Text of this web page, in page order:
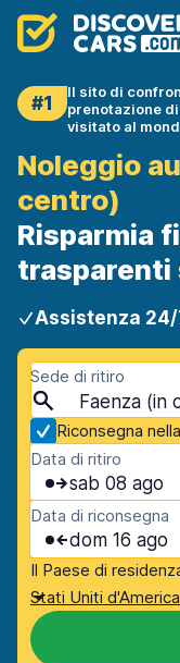
#1
Il sito di
prenotazione
visitato al
Noleggio
centro)
Risparmia
trasparenti
Assistenza
Sede di ritiro
Faenza (in
Riconsegna
Data di ritiro
sab 08 ago
Data di riconsegna
dom 16 ago
Il Paese di
Stati Uniti